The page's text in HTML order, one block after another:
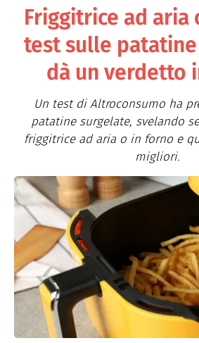
Friggitrice ad aria
test sulle
dà un verdetto
Un test di Altroconsumo ha
patatine surgelate, svelando
friggitrice ad aria o in forno e
migliori.